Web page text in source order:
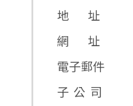
地 址
網 址
電子郵件
子 公 司